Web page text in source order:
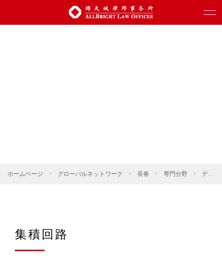
ホームページ > グローバルネットワーク > 長春 > 専門分野 > デジタル科学技術・人工知能
集積回路